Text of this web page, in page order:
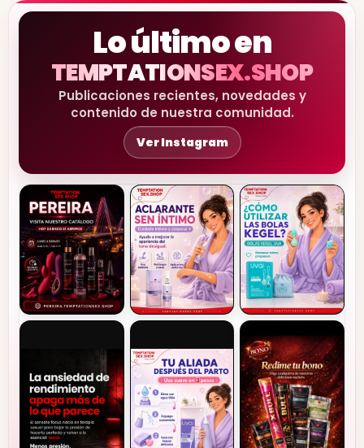
Lo último en
TEMPTATIONSEX.SHOP
Publicaciones recientes, novedades y
contenido de nuestra comunidad.
Ver Instagram